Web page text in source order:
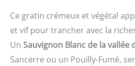
Ce gratin crémeux et végétal
et vif pour trancher avec la
Un Sauvignon Blanc de la vallée
Sancerre ou un Pouilly-Fumé,